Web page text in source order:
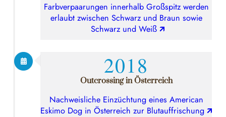
Farbverpaarungen innerhalb Großspitz werden
erlaubt zwischen Schwarz und Braun sowie
Schwarz und Weiß 🡭
2018
Outcrossing in Österreich
Nachweisliche Einzüchtung eines American
Eskimo Dog in Österreich zur Blutauffrischung 🡭